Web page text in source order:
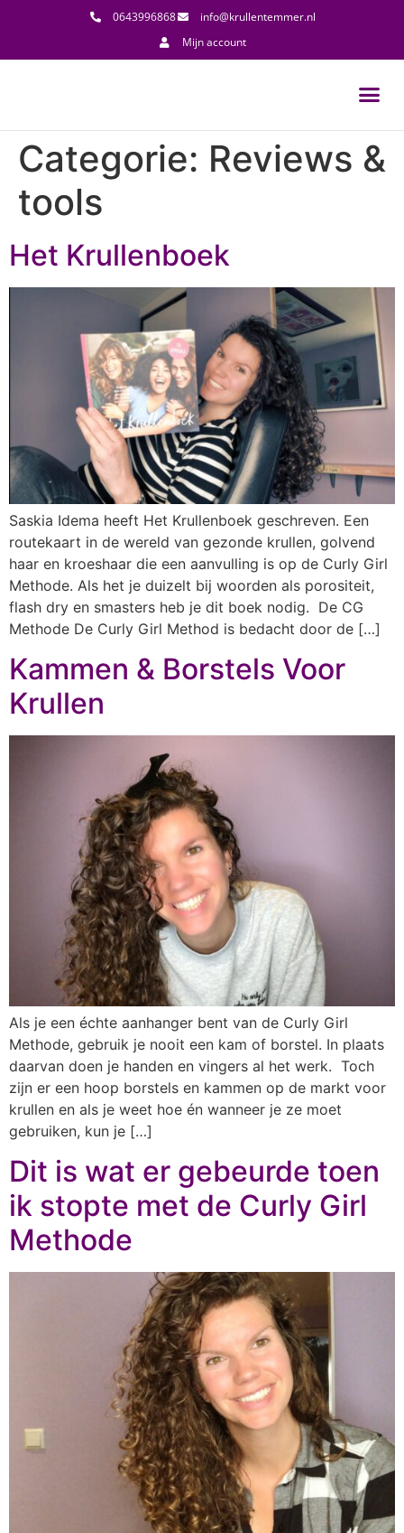
0643996868
info@krullentemmer.nl
Mijn account
Categorie: Reviews &
tools
Het Krullenboek
Saskia Idema heeft Het Krullenboek geschreven. Een
routekaart in de wereld van gezonde krullen, golvend
haar en kroeshaar die een aanvulling is op de Curly Girl
Methode. Als het je duizelt bij woorden als porositeit,
flash dry en smasters heb je dit boek nodig. De CG
Methode De Curly Girl Method is bedacht door de […]
Kammen & Borstels Voor
Krullen
Als je een échte aanhanger bent van de Curly Girl
Methode, gebruik je nooit een kam of borstel. In plaats
daarvan doen je handen en vingers al het werk. Toch
zijn er een hoop borstels en kammen op de markt voor
krullen en als je weet hoe én wanneer je ze moet
gebruiken, kun je […]
Dit is wat er gebeurde toen
ik stopte met de Curly Girl
Methode